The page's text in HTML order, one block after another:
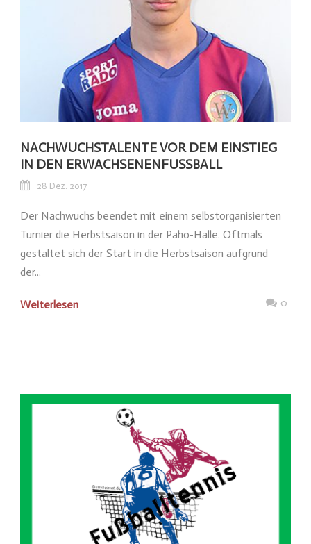
NACHWUCHSTALENTE VOR DEM EINSTIEG
IN DEN ERWACHSENENFUSSBALL
28 Dez. 2017
Der Nachwuchs beendet mit einem selbstorganisierten
Turnier die Herbstsaison in der Paho-Halle. Oftmals
gestaltet sich der Start in die Herbstsaison aufgrund
der...
Weiterlesen 0